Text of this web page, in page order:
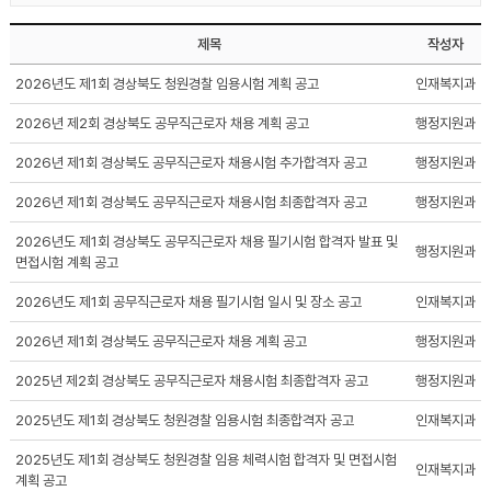
제목 작성자
2026년도 제1회 경상북도 청원경찰 임용시험 계획 공고 인재복지과
2026년 제2회 경상북도 공무직근로자 채용 계획 공고 행정지원과
2026년 제1회 경상북도 공무직근로자 채용시험 추가합격자 공고 행정지원과
2026년 제1회 경상북도 공무직근로자 채용시험 최종합격자 공고 행정지원과
2026년도 제1회 경상북도 공무직근로자 채용 필기시험 합격자 발표 및
면접시험 계획 공고
행정지원과
2026년도 제1회 공무직근로자 채용 필기시험 일시 및 장소 공고 인재복지과
2026년 제1회 경상북도 공무직근로자 채용 계획 공고 행정지원과
2025년 제2회 경상북도 공무직근로자 채용시험 최종합격자 공고 행정지원과
2025년도 제1회 경상북도 청원경찰 임용시험 최종합격자 공고 인재복지과
2025년도 제1회 경상북도 청원경찰 임용 체력시험 합격자 및 면접시험
계획 공고
인재복지과